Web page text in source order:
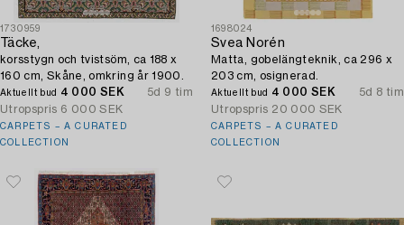
1730959
Täcke,
korsstygn och tvistsöm, ca 188 x
160 cm, Skåne, omkring år 1900.
Aktuellt bud 4 000 SEK
5d 9 tim
Utropspris 6 000 SEK
CARPETS – A CURATED
COLLECTION
1698024
Svea Norén
Matta, gobelängteknik, ca 296 x
203 cm, osignerad.
Aktuellt bud 4 000 SEK
5d 8 tim
Utropspris 20 000 SEK
CARPETS – A CURATED
COLLECTION